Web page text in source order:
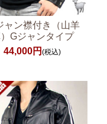
ャン襟付き（山羊
Gジャンタイプ
44,000円(税込)